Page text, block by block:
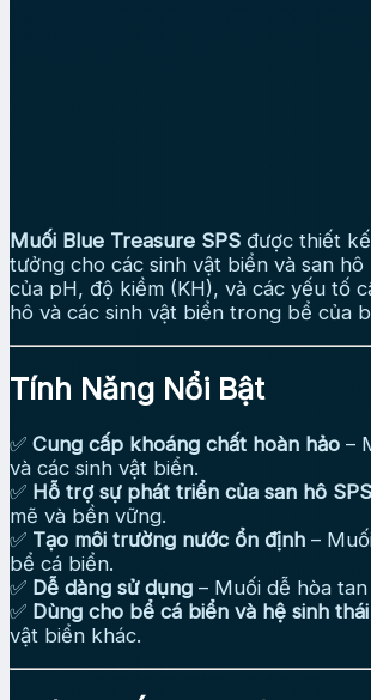
Muối Blue Treasure SPS được thiết
tưởng cho các sinh vật biển và san
của pH, độ kiềm (KH), và các yếu tố
hô và các sinh vật biển trong bể của
Tính Năng Nổi Bật
✅ Cung cấp khoáng chất hoàn hảo –
và các sinh vật biển.
✅ Hỗ trợ sự phát triển của san hô SPS
mẽ và bền vững.
✅ Tạo môi trường nước ổn định –
bể cá biển.
✅ Dễ dàng sử dụng – Muối dễ hòa
✅ Dùng cho bể cá biển và hệ sinh
vật biển khác.